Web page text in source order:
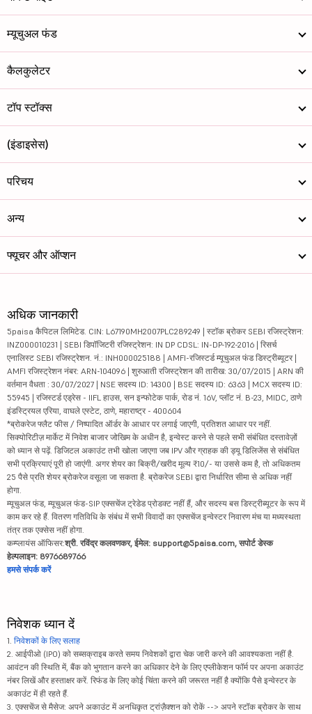
म्यूचुअल फंड
कैलकुलेटर
टॉप स्टॉक्स
(इंडाइसेस)
परिचय
अन्य
फ्यूचर और ऑप्शन
अधिक जानकारी
5paisa कैपिटल लिमिटेड. CIN: L67190MH2007PLC289249 | स्टॉक ब्रोकर SEBI रजिस्ट्रेशन:
INZ000010231 | SEBI डिपॉजिटरी रजिस्ट्रेशन: IN DP CDSL: IN-DP-192-2016 | रिसर्च
एनालिस्ट SEBI रजिस्ट्रेशन. नं.: INH000025188 | AMFI-रजिस्टर्ड म्यूचुअल फंड डिस्ट्रीब्यूटर |
AMFI रजिस्ट्रेशन नंबर: ARN-104096 | शुरुआती रजिस्ट्रेशन की तारीख: 30/07/2015 | ARN की
वर्तमान वैधता : 30/07/2027 | NSE सदस्य ID: 14300 | BSE सदस्य ID: 6363 | MCX सदस्य ID:
55945 | रजिस्टर्ड एड्रेस - IIFL हाउस, सन इन्फोटेक पार्क, रोड नं. 16V, प्लॉट नं. B-23, MIDC, ठाणे
इंडस्ट्रियल एरिया, वाघले एस्टेट, ठाणे, महाराष्ट्र - 400604
*ब्रोकरेज फ्लैट फीस / निष्पादित ऑर्डर के आधार पर लगाई जाएगी, प्रतिशत आधार पर नहीं.
सिक्योरिटीज़ मार्केट में निवेश बाजार जोखिम के अधीन है, इन्वेस्ट करने से पहले सभी संबंधित दस्तावेज़ों
को ध्यान से पढ़ें. डिजिटल अकाउंट तभी खोला जाएगा जब IPV और ग्राहक की ड्यू डिलिजेंस से संबंधित
सभी प्रक्रियाएं पूरी हो जाएंगी. अगर शेयर का बिक्री/खरीद मूल्य ₹10/- या उससे कम है, तो अधिकतम
25 पैसे प्रति शेयर ब्रोकरेज वसूला जा सकता है. ब्रोकरेज SEBI द्वारा निर्धारित सीमा से अधिक नहीं
होगा.
म्यूचुअल फंड, म्यूचुअल फंड-SIP एक्सचेंज ट्रेडेड प्रोडक्ट नहीं हैं, और सदस्य बस डिस्ट्रीब्यूटर के रूप में
काम कर रहे हैं. वितरण गतिविधि के संबंध में सभी विवादों का एक्सचेंज इन्वेस्टर निवारण मंच या मध्यस्थता
तंत्र तक एक्सेस नहीं होगा.
कम्प्लायंस ऑफिसर:श्री. रविंद्र कलवणकर, ईमेल: support@5paisa.com, सपोर्ट डेस्क
हेल्पलाइन: 8976689766
हमसे संपर्क करें
निवेशक ध्यान दें
1. निवेशकों के लिए सलाह
2. आईपीओ (IPO) को सब्सक्राइब करते समय निवेशकों द्वारा चेक जारी करने की आवश्यकता नहीं है.
आवंटन की स्थिति में, बैंक को भुगतान करने का अधिकार देने के लिए एप्लीकेशन फॉर्म पर अपना अकाउंट
नंबर लिखें और हस्ताक्षर करें. रिफंड के लिए कोई चिंता करने की जरूरत नहीं है क्योंकि पैसे इन्वेस्टर के
अकाउंट में ही रहते हैं.
3. एक्सचेंज से मैसेज: अपने अकाउंट में अनधिकृत ट्रांज़ैक्शन को रोकें --> अपने स्टॉक ब्रोकर के साथ